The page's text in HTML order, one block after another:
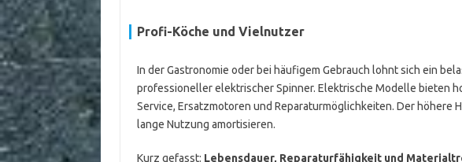
Profi-Köche und Vielnutzer
In der Gastronomie oder bei häufigem Gebrauch lohnt sich ein
professioneller elektrischer Spinner. Elektrische Modelle bieten
Service, Ersatzmotoren und Reparaturmöglichkeiten. Der höhere
lange Nutzung amortisieren.
Kurz gefasst: Lebensdauer, Reparaturfähigkeit und